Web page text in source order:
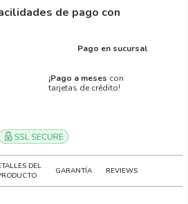
de pago con
Pago en sucursal
¡Pago a meses con
tarjetas de crédito!
DEL
GARANTÍA REVIEWS